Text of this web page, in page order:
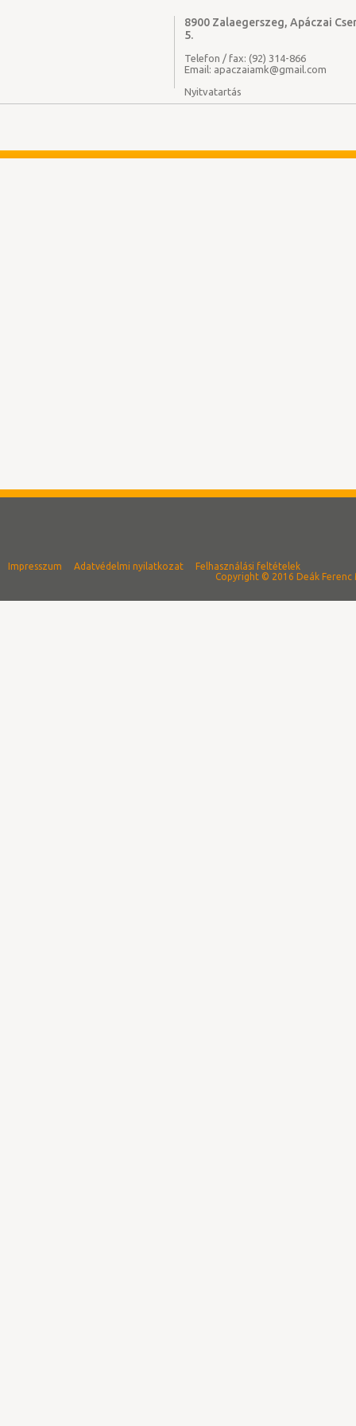
8900 Zalaegerszeg, Apáczai
5.
Telefon / fax: (92) 314-866
Email: apaczaiamk@gmail.com
Nyitvatartás
Impresszum Adatvédelmi nyilatkozat
Felhasználási feltételek
Copyright © 2016 Deák